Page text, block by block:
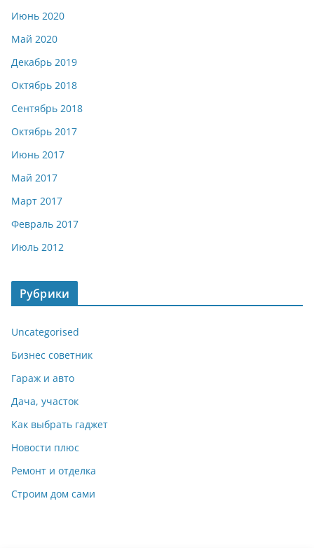
Июнь 2020
Май 2020
Декабрь 2019
Октябрь 2018
Сентябрь 2018
Октябрь 2017
Июнь 2017
Май 2017
Март 2017
Февраль 2017
Июль 2012
Рубрики
Uncategorised
Бизнес советник
Гараж и авто
Дача, участок
Как выбрать гаджет
Новости плюс
Ремонт и отделка
Строим дом сами